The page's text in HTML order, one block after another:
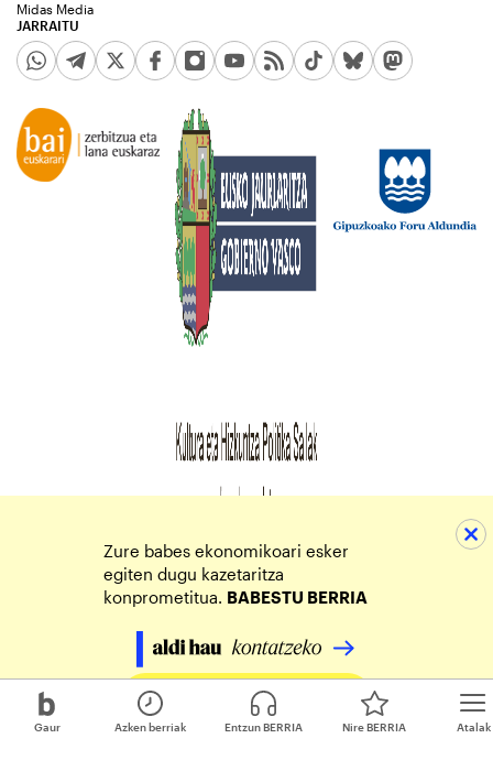
Gaur Atalak
Azken berriak Entzun BERRIA Nire BERRIA
JARRAITU
Midas Media
Zure babes ekonomikoari esker
egiten dugu kazetaritza
konprometitua. BABESTU BERRIA
Egin zure ekarpena